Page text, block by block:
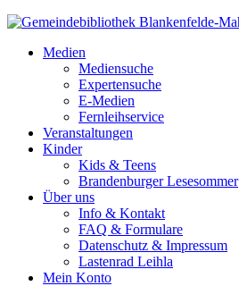
Medien
Mediensuche
Expertensuche
E-Medien
Fernleihservice
Veranstaltungen
Kinder
Kids & Teens
Brandenburger Lesesommer
Über uns
Info & Kontakt
FAQ & Formulare
Datenschutz & Impressum
Lastenrad Leihla
Mein Konto